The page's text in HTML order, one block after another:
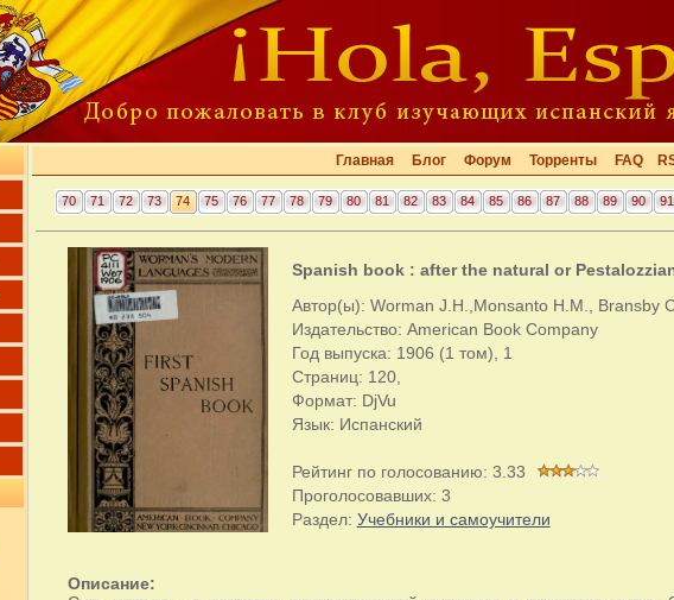
Главная Блог Форум Торренты FAQ
70 71 72 73 74 75 76 77 78 79 80 81 82 83 84 85 86 87 88 89 90 91
Spanish book : after the natural or
Автор(ы): Worman J.H.,Monsanto H.M., Bransby
Издательство: American Book Company
Год выпуска: 1906 (1 том), 1
Страниц: 120,
Формат: DjVu
Язык: Испанский
Рейтинг по голосованию: 3.33
Проголосовавших: 3
Раздел: Учебники и самоучители
Описание: